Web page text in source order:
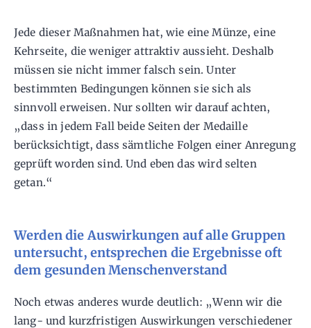
Jede dieser Maßnahmen hat, wie eine Münze, eine
Kehrseite, die weniger attraktiv aussieht. Deshalb
müssen sie nicht immer falsch sein. Unter
bestimmten Bedingungen können sie sich als
sinnvoll erweisen. Nur sollten wir darauf achten,
„dass in jedem Fall beide Seiten der Medaille
berücksichtigt, dass sämtliche Folgen einer Anregung
geprüft worden sind. Und eben das wird selten
getan.“
Werden die Auswirkungen auf alle Gruppen
untersucht, entsprechen die Ergebnisse oft
dem gesunden Menschenverstand
Noch etwas anderes wurde deutlich: „Wenn wir die
lang- und kurzfristigen Auswirkungen verschiedener